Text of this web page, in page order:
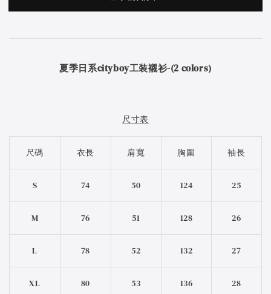
夏季日系cityboy工装襯衫-(2 colors)
尺寸表
尺碼 衣長 肩寬 胸圍 袖長
S 74 50 124 25
M 76 51 128 26
L 78 52 132 27
XL 80 53 136 28